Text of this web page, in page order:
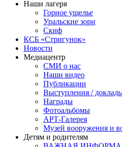
Наши лагеря
Горное ущелье
Уральские зори
Скиф
КСБ «Стригунок»
Новости
Медиацентр
СМИ о нас
Наши видео
Публикации
Выступления /
Награды
Фотоальбомы
АРТ-Галерея
Музей вооружения и
Детям и родителям